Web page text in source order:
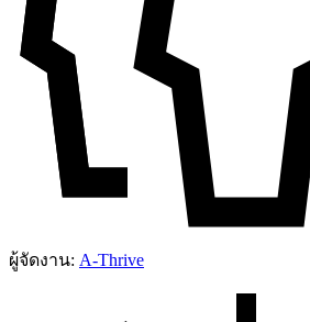
ผู้จัดงาน: A-Thrive